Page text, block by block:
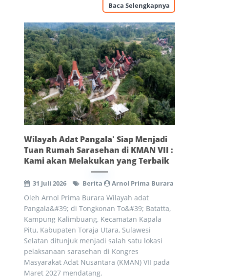
Baca Selengkapnya
Wilayah Adat Pangala' Siap Menjadi
Tuan Rumah Sarasehan di KMAN VII :
Kami akan Melakukan yang Terbaik
31 Juli 2026 Berita Arnol Prima Burara
Oleh Arnol Prima Burara Wilayah adat
Pangala&#39; di Tongkonan To&#39; Batatta,
Kampung Kalimbuang, Kecamatan Kapala
Pitu, Kabupaten Toraja Utara, Sulawesi
Selatan ditunjuk menjadi salah satu lokasi
pelaksanaan sarasehan di Kongres
Masyarakat Adat Nusantara (KMAN) VII pada
Maret 2027 mendatang.